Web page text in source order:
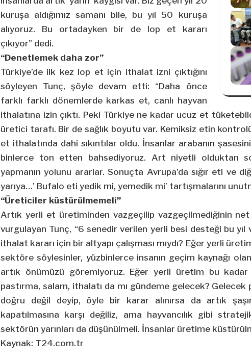
kuruşa aldığımız samanı bile, bu yıl 50 kuruşa
alıyoruz. Bu ortadayken bir de lop et kararı
çıkıyor” dedi.
“Denetlemek daha zor”
Türkiye’de ilk kez lop et için ithalat izni çıktığını
söyleyen Tunç, şöyle devam etti: “Daha önce
farklı farklı dönemlerde karkas et, canlı hayvan
ithalatına izin çıktı. Peki Türkiye ne kadar ucuz et
üretici tarafı. Bir de sağlık boyutu var. Kemiksiz etin
et ithalatında dahi sıkıntılar oldu. İnsanlar arabanın
binlerce ton etten bahsediyoruz. Art niyetli olduktan
yapmanın yolunu ararlar. Sonuçta Avrupa’da sığır eti ve
yarıya…’ Bufalo eti yedik mi, yemedik mi’ tartışmalarını
“Üreticiler küstürülmemeli”
Artık yerli et üretiminden vazgeçilip vazgeçilmediğinin
vurgulayan Tunç, “6 senedir verilen yerli besi desteği bu
ithalat kararı için bir altyapı çalışması mıydı? Eğer yerli
sektöre söylesinler, yüzbinlerce insanın geçim kaynağı
artık önümüzü göremiyoruz. Eğer yerli üretim bu kadar
pastırma, salam, ithalatı da mı gündeme gelecek?
doğru değil deyip, öyle bir karar alınırsa da artık
kapatılmasına karşı değiliz, ama hayvancılık gibi
sektörün yarınları da düşünülmeli. İnsanlar üretime
Kaynak: T24.com.tr